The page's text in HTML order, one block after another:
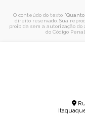
O conteúdo do texto "
direito reservado. Sua
proibida sem a autorização
do Código